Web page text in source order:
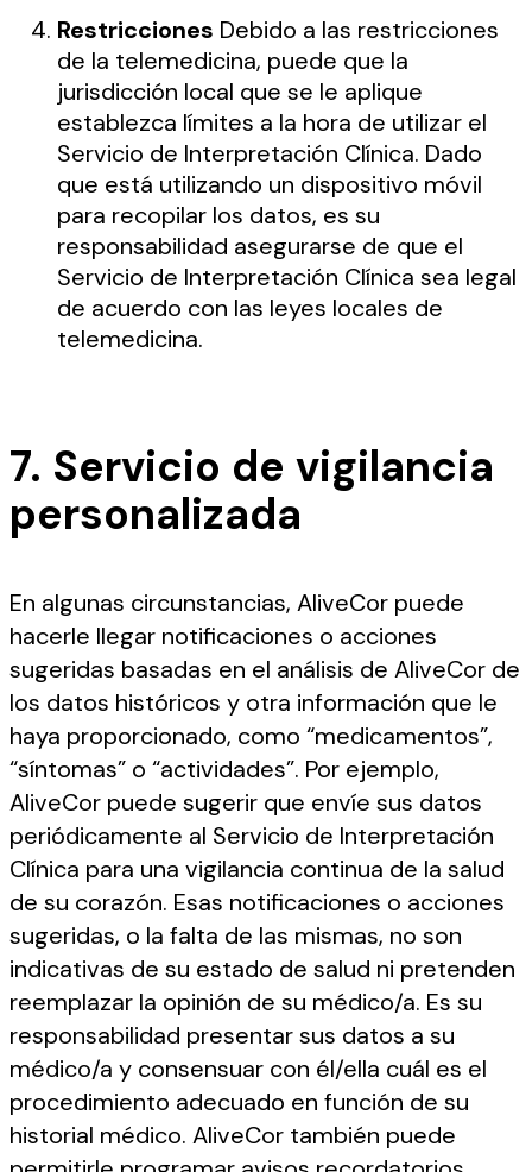
Restricciones Debido a las restricciones
de la telemedicina, puede que la
jurisdicción local que se le aplique
establezca límites a la hora de utilizar el
Servicio de Interpretación Clínica. Dado
que está utilizando un dispositivo móvil
para recopilar los datos, es su
responsabilidad asegurarse de que el
Servicio de Interpretación Clínica sea legal
de acuerdo con las leyes locales de
telemedicina.
7. Servicio de vigilancia
personalizada
En algunas circunstancias, AliveCor puede
hacerle llegar notificaciones o acciones
sugeridas basadas en el análisis de AliveCor de
los datos históricos y otra información que le
haya proporcionado, como “medicamentos”,
“síntomas” o “actividades”. Por ejemplo,
AliveCor puede sugerir que envíe sus datos
periódicamente al Servicio de Interpretación
Clínica para una vigilancia continua de la salud
de su corazón. Esas notificaciones o acciones
sugeridas, o la falta de las mismas, no son
indicativas de su estado de salud ni pretenden
reemplazar la opinión de su médico/a. Es su
responsabilidad presentar sus datos a su
médico/a y consensuar con él/ella cuál es el
procedimiento adecuado en función de su
historial médico. AliveCor también puede